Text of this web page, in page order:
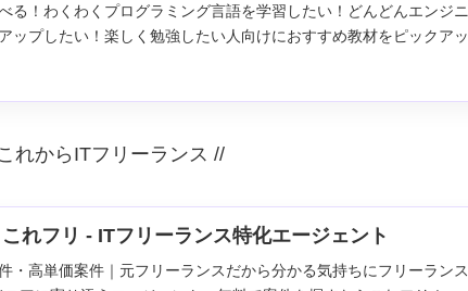
る！わくわくプログラミング言語を学習したい！どんどんエンジニ
ップしたい！楽しく勉強したい人向けにおすすめ教材をピックアッ
教材集〜生成AI・Python・JavaScript・HTML&CSS・WEBアプリ・
れからITフリーランス //
これフリ - ITフリーランス特化エージェント
・高単価案件｜元フリーランスだから分かる気持ちにフリーランス